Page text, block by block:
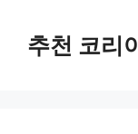
추천 코리